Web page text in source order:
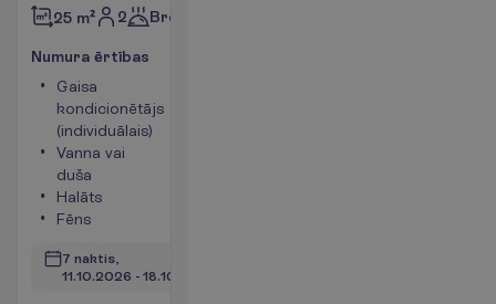
25 m² 2 Brokastis
Numura ērtības
Gaisa
kondicionētājs
(individuālais)
Vanna vai
duša
Halāts
Fēns
7 naktis,
11.10.2026 - 18.10.2026